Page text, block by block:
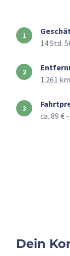
14 Std.
1.261 km
ca. 89 €
Dein